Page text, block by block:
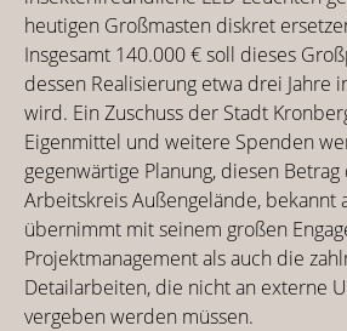
heutigen Großmasten diskret
Insgesamt 140.000 € soll dieses
dessen Realisierung etwa drei Jahre
wird. Ein Zuschuss der Stadt
Eigenmittel und weitere Spenden
gegenwärtige Planung, diesen
Arbeitskreis Außengelände, bekannt
übernimmt mit seinem großen
Projektmanagement als auch die
Detailarbeiten, die nicht an externe
vergeben werden müssen.